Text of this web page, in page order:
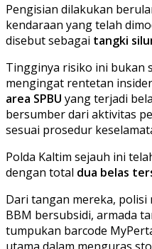
Pengisian dilakukan
kendaraan yang telah
disebut sebagai tangki
Tingginya risiko ini bukan
mengingat rentetan
area SPBU yang terjadi
bersumber dari aktivitas
sesuai prosedur
Polda Kaltim sejauh ini
dengan total dua belas
Dari tangan mereka, polisi
BBM bersubsidi, armada
tumpukan barcode